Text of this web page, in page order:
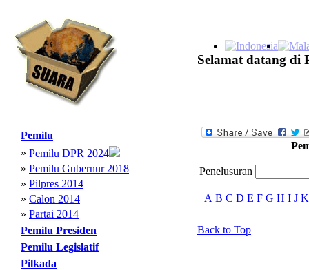
Selamat datang di
Pemilu
» Pemilu DPR 2024
» Pemilu Gubernur 2018
» Pilpres 2014
» Calon 2014
» Partai 2014
Pemilu Presiden
Pemilu Legislatif
Pilkada
Penelusuran
A B C D E F G H I J K
Back to Top